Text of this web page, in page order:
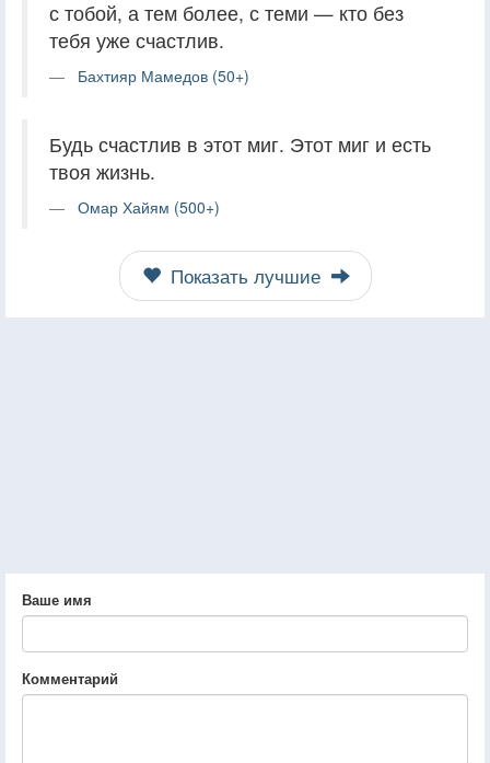
с тобой, а тем более, с теми — кто без
тебя уже счастлив.
Бахтияр Мамедов (50+)
Будь счастлив в этот миг. Этот миг и есть
твоя жизнь.
Омар Хайям (500+)
Показать лучшие
Ваше имя
Комментарий